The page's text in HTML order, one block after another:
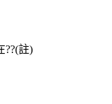
??(註)